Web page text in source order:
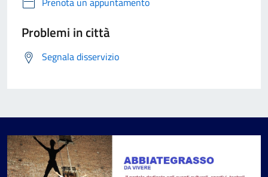
Problemi in città
Segnala disservizio